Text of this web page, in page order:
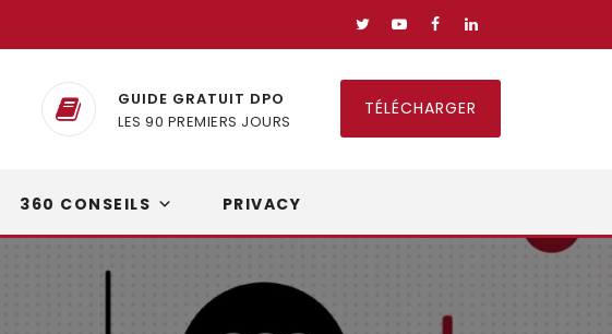
GUIDE GRATUIT DPO
LES 90 PREMIERS JOURS
TÉLÉCHARGER
360 CONSEILS PRIVACY